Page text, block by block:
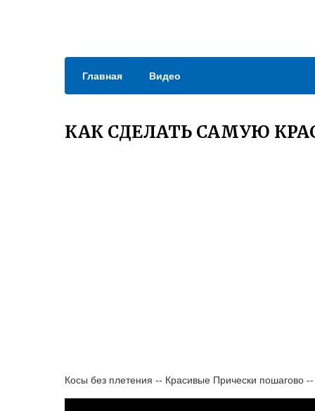
Главная Видео
КАК СДЕЛАТЬ САМУЮ
Косы без плетения -- Красивые Прически пошагово